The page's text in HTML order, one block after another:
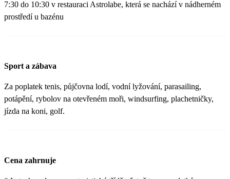
7:30 do 10:30 v restauraci Astrolabe, která se nachází v nádherném
prostředí u bazénu
Sport a zábava
Za poplatek tenis, půjčovna lodí, vodní lyžování, parasailing,
potápění, rybolov na otevřeném moři, windsurfing, plachetničky,
jízda na koni, golf.
Cena zahrnuje